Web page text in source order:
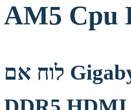
AM5 Cpu
לוח אם Gigabyte B840M DS3H for AMD AM5 Cpu